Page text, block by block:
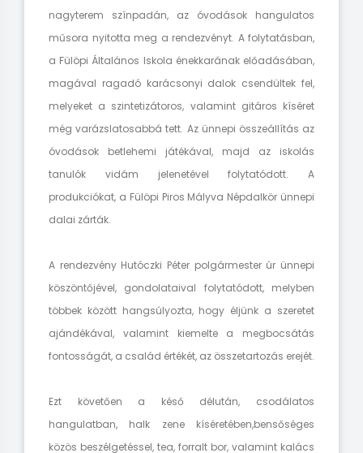
nagyterem színpadán, az óvodások hangulatos
műsora nyitotta meg a rendezvényt. A folytatásban,
a Fülöpi Általános Iskola énekkarának előadásában,
magával ragadó karácsonyi dalok csendültek fel,
melyeket a szintetizátoros, valamint gitáros kíséret
még varázslatosabbá tett. Az ünnepi összeállítás az
óvodások betlehemi játékával, majd az iskolás
tanulók vidám jelenetével folytatódott. A
produkciókat, a Fülöpi Piros Mályva Népdalkör ünnepi
dalai zárták.
A rendezvény Hutóczki Péter polgármester úr ünnepi
köszöntőjével, gondolataival folytatódott, melyben
többek között hangsúlyozta, hogy éljünk a szeretet
ajándékával, valamint kiemelte a megbocsátás
fontosságát, a család értékét, az összetartozás erejét.
Ezt követően a késő délután, csodálatos
hangulatban, halk zene kíséretében,bensőséges
közös beszélgetéssel, tea, forralt bor, valamint kalács